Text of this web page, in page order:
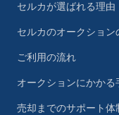
セルカが選ばれる理由
セルカのオークション
ご利用の流れ
オークションにかかる
売却までのサポート体